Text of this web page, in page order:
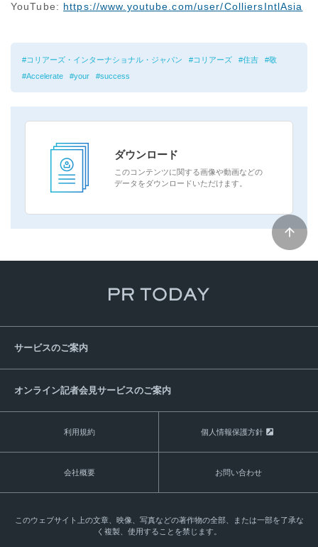
YouTube: https://www.youtube.com/user/ColliersIntlAsia
コリアーズ・インターナショナル・ジャパン コリアーズ 住吉
敬
Accelerate
your success
ダウンロード
このコンテンツに関する画像や動画などの
データをダウンロードいただけます。
サービスのご案内
オンライン記者会見サービスのご案内
利用規約 個人情報保護方針
会社概要 お問い合わせ
このウェブサイト上の文章、映像、写真などの著作物の全部、または一部を了承な
く複製、使用することを禁じます。